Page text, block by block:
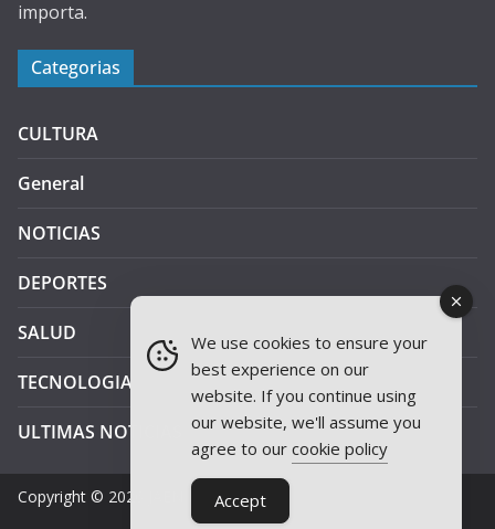
importa.
Categorias
CULTURA
General
NOTICIAS
DEPORTES
SALUD
TECNOLOGIA
ULTIMAS NOTICIAS
Copyright © 2026 JAEN PLUS RADIO
We use cookies to ensure your
best experience on our
website. If you continue using
our website, we'll assume you
agree to our cookie policy
Accept